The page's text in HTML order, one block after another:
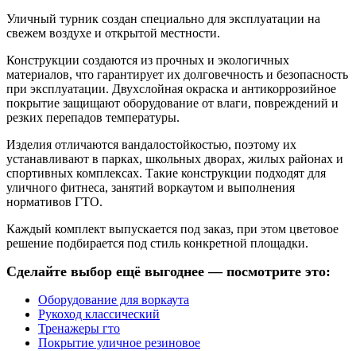
Уличный турник создан специально для эксплуатации на
свежем воздухе и открытой местности.
Конструкции создаются из прочных и экологичных
материалов, что гарантирует их долговечность и безопасность
при эксплуатации. Двухслойная окраска и антикоррозийное
покрытие защищают оборудование от влаги, повреждений и
резких перепадов температуры.
Изделия отличаются вандалостойкостью, поэтому их
устанавливают в парках, школьных дворах, жилых районах и
спортивных комплексах. Такие конструкции подходят для
уличного фитнеса, занятий воркаутом и выполнения
нормативов ГТО.
Каждый комплект выпускается под заказ, при этом цветовое
решение подбирается под стиль конкретной площадки.
Сделайте выбор ещё выгоднее — посмотрите это:
Оборудование для воркаута
Рукоход классический
Тренажеры гто
Покрытие уличное резиновое